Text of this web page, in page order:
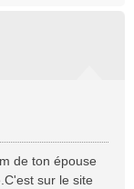
de ton épouse
sur le site